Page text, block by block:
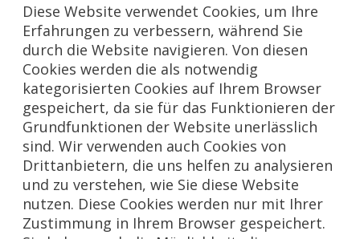
Diese Website verwendet Cookies, um Ihre
Erfahrungen zu verbessern, während Sie
durch die Website navigieren. Von diesen
Cookies werden die als notwendig
kategorisierten Cookies auf Ihrem Browser
gespeichert, da sie für das Funktionieren der
Grundfunktionen der Website unerlässlich
sind. Wir verwenden auch Cookies von
Drittanbietern, die uns helfen zu analysieren
und zu verstehen, wie Sie diese Website
nutzen. Diese Cookies werden nur mit Ihrer
Zustimmung in Ihrem Browser gespeichert.